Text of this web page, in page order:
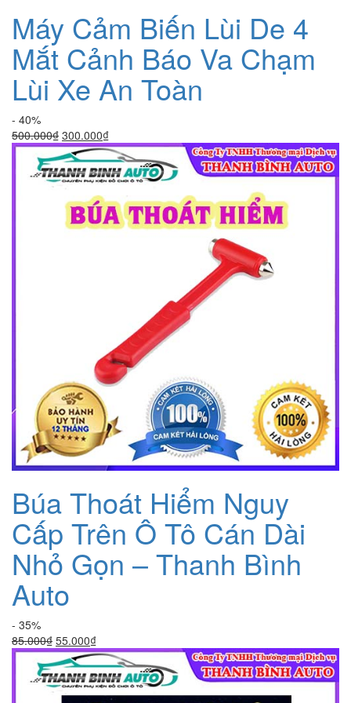
Máy Cảm Biến Lùi De 4
Mắt Cảnh Báo Va Chạm
Lùi Xe An Toàn
- 40%
500.000₫ Giá
gốc
là:
500.000₫.
300.000₫Giá
hiện
tại
là:
300.000₫.
Búa Thoát Hiểm Nguy
Cấp Trên Ô Tô Cán Dài
Nhỏ Gọn – Thanh Bình
Auto
- 35%
85.000₫ Giá
gốc
là:
85.000₫.
55.000₫Giá
hiện
tại
là: